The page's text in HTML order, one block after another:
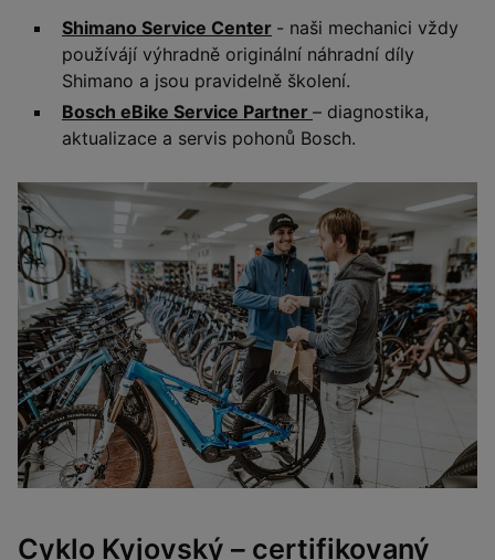
Shimano Service Center - naši mechanici vždy
používájí výhradně originální náhradní díly
Shimano a jsou pravidelně školení.
Bosch eBike Service Partner – diagnostika,
aktualizace a servis pohonů Bosch.
Cyklo Kyjovský – certifikovaný